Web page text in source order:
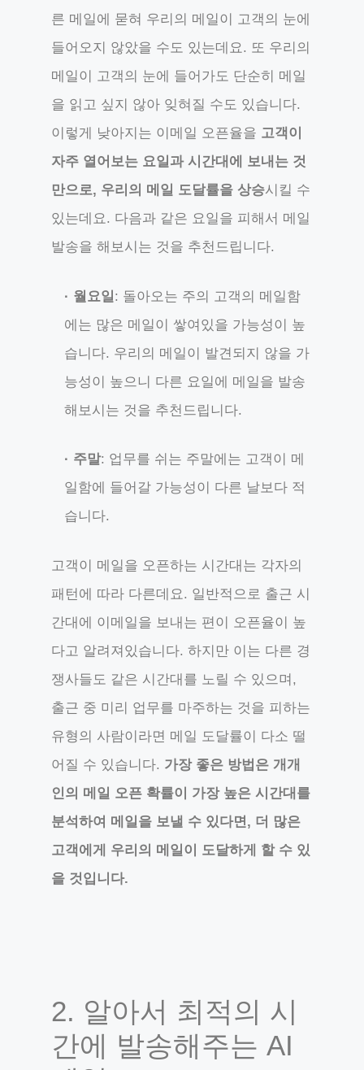
른 메일에 묻혀 우리의 메일이 고객의 눈에
들어오지 않았을 수도 있는데요. 또 우리의
메일이 고객의 눈에 들어가도 단순히 메일
을 읽고 싶지 않아 잊혀질 수도 있습니다.
이렇게 낮아지는 이메일 오픈율을 고객이
자주 열어보는 요일과 시간대에 보내는 것
만으로, 우리의 메일 도달률을 상승시킬 수
있는데요. 다음과 같은 요일을 피해서 메일
발송을 해보시는 것을 추천드립니다.
· 월요일: 돌아오는 주의 고객의 메일함
에는 많은 메일이 쌓여있을 가능성이 높
습니다. 우리의 메일이 발견되지 않을 가
능성이 높으니 다른 요일에 메일을 발송
해보시는 것을 추천드립니다.
· 주말: 업무를 쉬는 주말에는 고객이 메
일함에 들어갈 가능성이 다른 날보다 적
습니다.
고객이 메일을 오픈하는 시간대는 각자의
패턴에 따라 다른데요. 일반적으로 출근 시
간대에 이메일을 보내는 편이 오픈율이 높
다고 알려져있습니다. 하지만 이는 다른 경
쟁사들도 같은 시간대를 노릴 수 있으며,
출근 중 미리 업무를 마주하는 것을 피하는
유형의 사람이라면 메일 도달률이 다소 떨
어질 수 있습니다. 가장 좋은 방법은 개개
인의 메일 오픈 확률이 가장 높은 시간대를
분석하여 메일을 보낼 수 있다면, 더 많은
고객에게 우리의 메일이 도달하게 할 수 있
을 것입니다.
2. 알아서 최적의 시
간에 발송해주는 AI